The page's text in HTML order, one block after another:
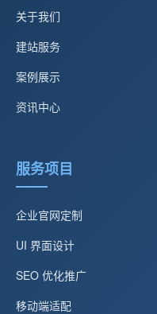
关于我们
建站服务
案例展示
资讯中心
服务项目
企业官网定制
UI 界面设计
SEO 优化推广
移动端适配